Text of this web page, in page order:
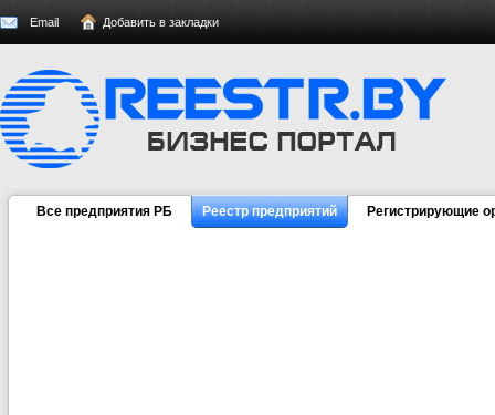
Email Добавить в закладки
Все предприятия РБ Реестр предприятий Регистрирующие